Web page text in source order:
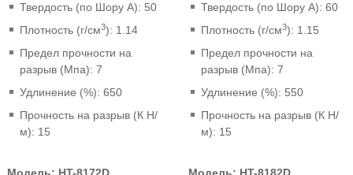
Твердость (по Шору A): 50
Плотность (г/см3): 1.14
Предел прочности на
разрыв (Мпа): 7
Удлинение (%): 650
Прочность на разрыв (К Н/
м): 15
Твердость (по Шору A): 60
Плотность (г/см3): 1.15
Предел прочности на
разрыв (Мпа): 7
Удлинение (%): 550
Прочность на разрыв (К Н/
м): 15